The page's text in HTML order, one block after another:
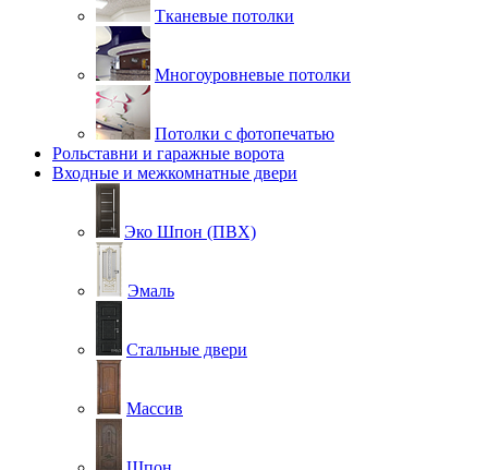
Тканевые потолки
Многоуровневые потолки
Потолки с фотопечатью
Рольставни и гаражные ворота
Входные и межкомнатные двери
Эко Шпон (ПВХ)
Эмаль
Стальные двери
Массив